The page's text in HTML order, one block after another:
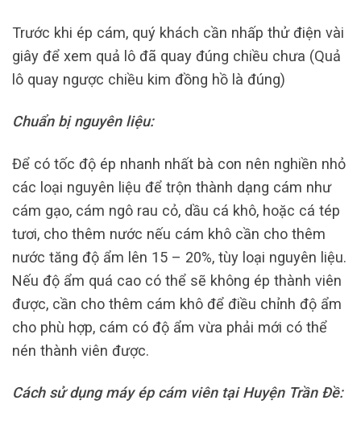
Trước khi ép cám, quý khách cần nhấp thử điện vài
giây để xem quả lô đã quay đúng chiều chưa (Quả
lô quay ngược chiều kim đồng hồ là đúng)
Chuẩn bị nguyên liệu:
Để có tốc độ ép nhanh nhất bà con nên nghiền nhỏ
các loại nguyên liệu để trộn thành dạng cám như
cám gạo, cám ngô rau cỏ, dầu cá khô, hoặc cá tép
tươi, cho thêm nước nếu cám khô cần cho thêm
nước tăng độ ẩm lên 15 – 20%, tùy loại nguyên liệu.
Nếu độ ẩm quá cao có thể sẽ không ép thành viên
được, cần cho thêm cám khô để điều chỉnh độ ẩm
cho phù hợp, cám có độ ẩm vừa phải mới có thể
nén thành viên được.
Cách sử dụng máy ép cám viên tại Huyện Trần Đề: